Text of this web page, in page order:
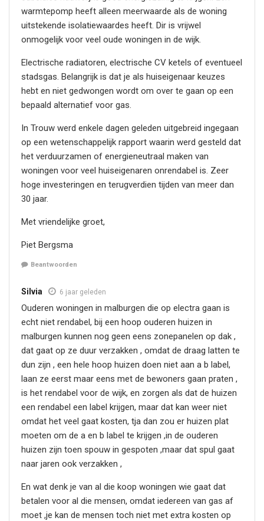
warmtepomp heeft alleen meerwaarde als de woning
uitstekende isolatiewaardes heeft. Dir is vrijwel
onmogelijk voor veel oude woningen in de wijk.
Electrische radiatoren, electrische CV ketels of eventueel
stadsgas. Belangrijk is dat je als huiseigenaar keuzes
hebt en niet gedwongen wordt om over te gaan op een
bepaald alternatief voor gas.
In Trouw werd enkele dagen geleden uitgebreid ingegaan
op een wetenschappelijk rapport waarin werd gesteld dat
het verduurzamen of energieneutraal maken van
woningen voor veel huiseigenaren onrendabel is. Zeer
hoge investeringen en terugverdien tijden van meer dan
30 jaar.
Met vriendelijke groet,
Piet Bergsma
Beantwoorden
Silvia 6 jaar geleden
Ouderen woningen in malburgen die op electra gaan is
echt niet rendabel, bij een hoop ouderen huizen in
malburgen kunnen nog geen eens zonepanelen op dak ,
dat gaat op ze duur verzakken , omdat de draag latten te
dun zijn , een hele hoop huizen doen niet aan a b label,
laan ze eerst maar eens met de bewoners gaan praten ,
is het rendabel voor de wijk, en zorgen als dat de huizen
een rendabel een label krijgen, maar dat kan weer niet
omdat het veel gaat kosten, tja dan zou er huizen plat
moeten om de a en b label te krijgen ,in de ouderen
huizen zijn toen spouw in gespoten ,maar dat spul gaat
naar jaren ook verzakken ,
En wat denk je van al die koop woningen wie gaat dat
betalen voor al die mensen, omdat iedereen van gas af
moet ,je kan de mensen toch niet met extra kosten op